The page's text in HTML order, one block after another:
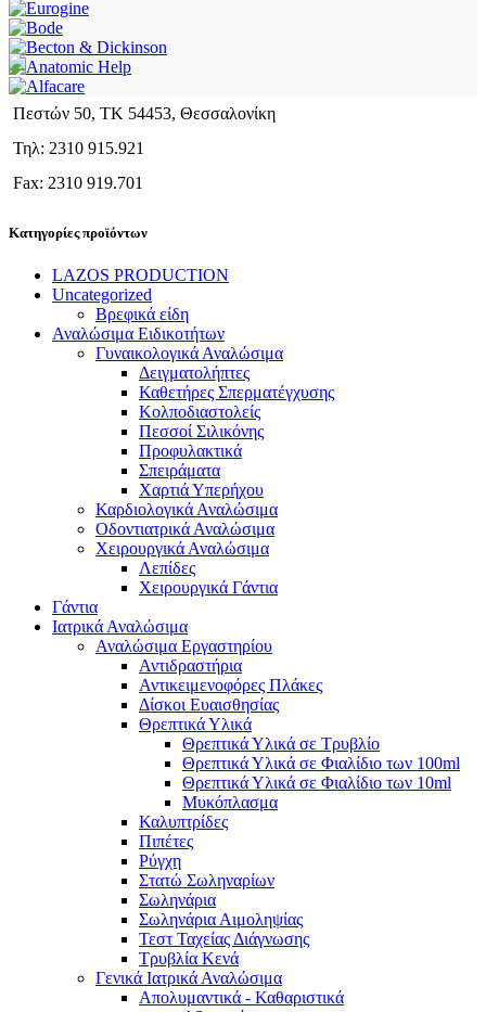
Πεστών 50, ΤΚ 54453, Θεσσαλονίκη
Τηλ: 2310 915.921
Fax: 2310 919.701
Κατηγορίες προϊόντων
LAZOS PRODUCTION
Uncategorized
Βρεφικά είδη
Αναλώσιμα Ειδικοτήτων
Γυναικολογικά Αναλώσιμα
Δειγματολήπτες
Καθετήρες Σπερματέγχυσης
Κολποδιαστολείς
Πεσσοί Σιλικόνης
Προφυλακτικά
Σπειράματα
Χαρτιά Υπερήχου
Καρδιολογικά Αναλώσιμα
Οδοντιατρικά Αναλώσιμα
Χειρουργικά Αναλώσιμα
Λεπίδες
Χειρουργικά Γάντια
Γάντια
Ιατρικά Αναλώσιμα
Αναλώσιμα Εργαστηρίου
Αντιδραστήρια
Αντικειμενοφόρες Πλάκες
Δίσκοι Ευαισθησίας
Θρεπτικά Υλικά
Θρεπτικά Υλικά σε Τρυβλίο
Θρεπτικά Υλικά σε Φιαλίδιο των 100ml
Θρεπτικά Υλικά σε Φιαλίδιο των 10ml
Μυκόπλασμα
Καλυπτρίδες
Πιπέτες
Ρύγχη
Στατώ Σωληναρίων
Σωληνάρια
Σωληνάρια Αιμοληψίας
Τεστ Ταχείας Διάγνωσης
Τρυβλία Κενά
Γενικά Ιατρικά Αναλώσιμα
Απολυμαντικά - Καθαριστικά